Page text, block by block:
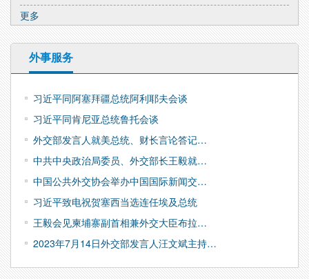
更多
外事服务
习近平同阿塞拜疆总统阿利耶夫会谈
习近平同肯尼亚总统鲁托会谈
外交部发言人就美总统、财长言论答记…
中共中央政治局委员、外交部长王毅就…
中国公共外交协会举办中国国际新闻交…
习近平致电祝贺塞西当选连任埃及总统
王毅会见柬埔寨副首相兼外交大臣布拉…
2023年7月14日外交部发言人汪文斌主持…